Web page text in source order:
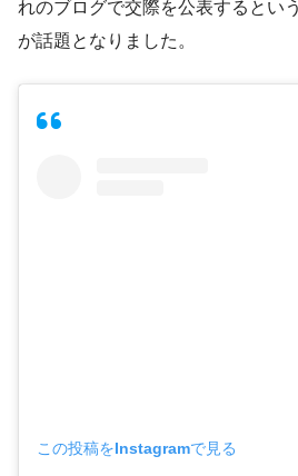
れのブログで交際を公表するとい
が話題となりました。
この投稿をInstagramで見る